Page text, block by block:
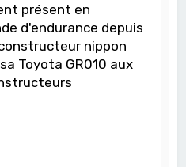
présent en
d'endurance depuis
nippon
Toyota GR010 aux